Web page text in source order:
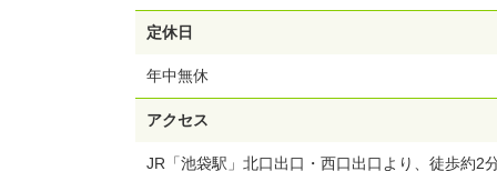
定休日
年中無休
アクセス
JR「池袋駅」北口出口・西口出口より、徒歩約2